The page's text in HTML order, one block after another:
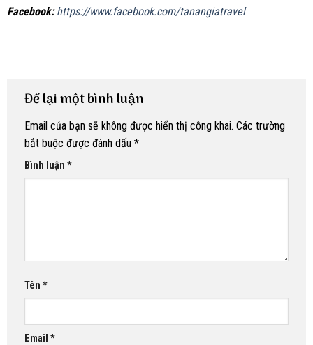
Facebook:https://www.facebook.com/tanangiatravel
Để lại một bình luận
Email của bạn sẽ không được hiển thị công khai. Các trường
bắt buộc được đánh dấu *
Bình luận *
Tên *
Email *